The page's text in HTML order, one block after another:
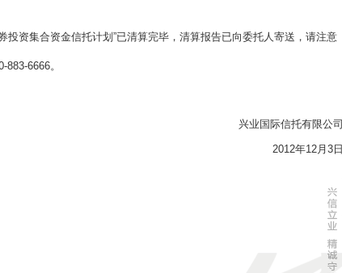
资集合资金信托计划”已清算完毕，清算报告已向委托人寄送，请注意
6666。
兴业国际信托有限公司
2012年12月3日